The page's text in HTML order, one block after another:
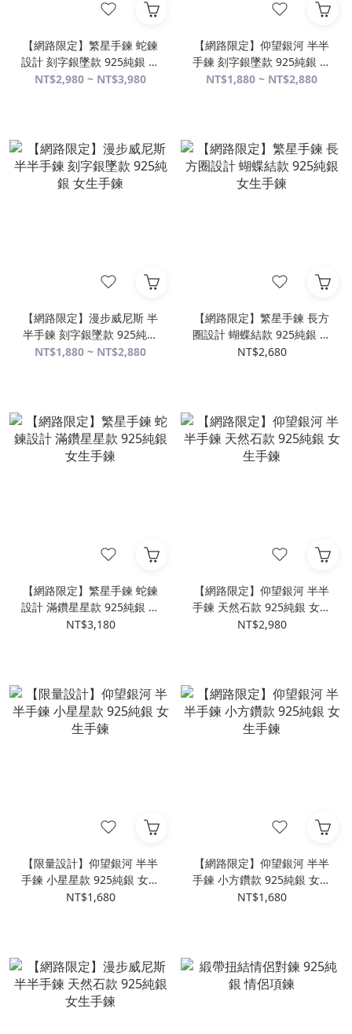
【網路限定】繁星手鍊 蛇鍊
設計 刻字銀墜款 925純銀 女
生手鍊
NT$2,980 ~ NT$3,980
【網路限定】仰望銀河 半半
手鍊 刻字銀墜款 925純銀 女
生手鍊
NT$1,880 ~ NT$2,880
【網路限定】漫步威尼斯 半
半手鍊 刻字銀墜款 925純銀
女生手鍊
NT$1,880 ~ NT$2,880
【網路限定】繁星手鍊 長方
圈設計 蝴蝶結款 925純銀 女
生手鍊
NT$2,680
【網路限定】繁星手鍊 蛇鍊
設計 滿鑽星星款 925純銀 女
生手鍊
NT$3,180
【網路限定】仰望銀河 半半
手鍊 天然石款 925純銀 女生
手鍊
NT$2,980
【限量設計】仰望銀河 半半
手鍊 小星星款 925純銀 女生
手鍊
NT$1,680
【網路限定】仰望銀河 半半
手鍊 小方鑽款 925純銀 女生
手鍊
NT$1,680